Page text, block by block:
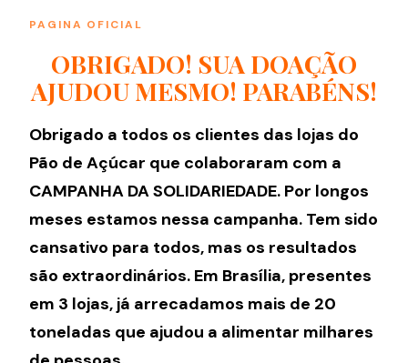
PAGINA OFICIAL
OBRIGADO! SUA DOAÇÃO
AJUDOU MESMO! PARABÉNS!
Obrigado a todos os clientes das lojas do
Pão de Açúcar que colaboraram com a
CAMPANHA DA SOLIDARIEDADE. Por longos
meses estamos nessa campanha. Tem sido
cansativo para todos, mas os resultados
são extraordinários. Em Brasília, presentes
em 3 lojas, já arrecadamos mais de 20
toneladas que ajudou a alimentar milhares